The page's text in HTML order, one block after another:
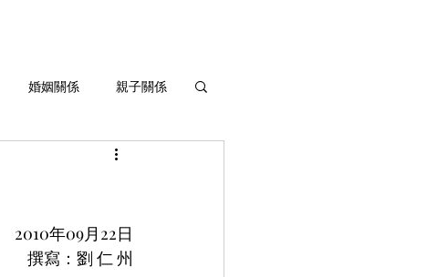
婚姻關係 親子關係
生命灌溉與成長
2010年09月22日
撰寫：劉 仁 州